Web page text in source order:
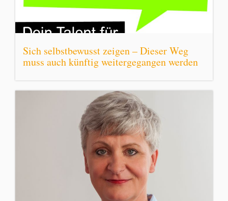
Sich selbstbewusst zeigen – Dieser Weg
muss auch künftig weitergegangen werden